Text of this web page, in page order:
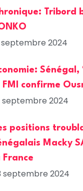
Tribord
septembre 2024
FMI confirme
septembre 2024
positions
Macky
France
septembre 2024